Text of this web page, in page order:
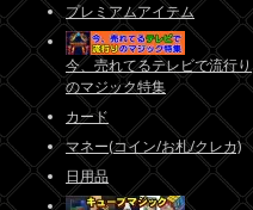
プレミアムアイテム
今、売れてるテレビで流行り
のマジック特集
カード
マネー(コイン/お札/クレカ)
日用品